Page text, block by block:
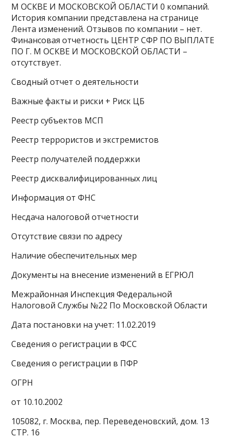
М ОСКВЕ И МОСКОВСКОЙ ОБЛАСТИ 0 компаний.
История компании представлена на странице
Лента изменений. Отзывов по компании – нет.
Финансовая отчетность ЦЕНТР СФР ПО ВЫПЛАТЕ
ПО Г. М ОСКВЕ И МОСКОВСКОЙ ОБЛАСТИ –
отсутствует.
Сводный отчет о деятельности
Важные факты и риски + Риск ЦБ
Реестр субъектов МСП
Реестр террористов и экстремистов
Реестр получателей поддержки
Реестр дисквалифицированных лиц
Информация от ФНС
Несдача налоговой отчетности
Отсутствие связи по адресу
Наличие обеспечительных мер
Документы на внесение изменений в ЕГРЮЛ
Межрайонная Инспекция Федеральной
Налоговой Службы №22 По Московской Области
Дата постановки на учет: 11.02.2019
Сведения о регистрации в ФСС
Сведения о регистрации в ПФР
ОГРН
от 10.10.2002
105082, г. Москва, пер. Переведеновский, дом. 13
СТР. 16